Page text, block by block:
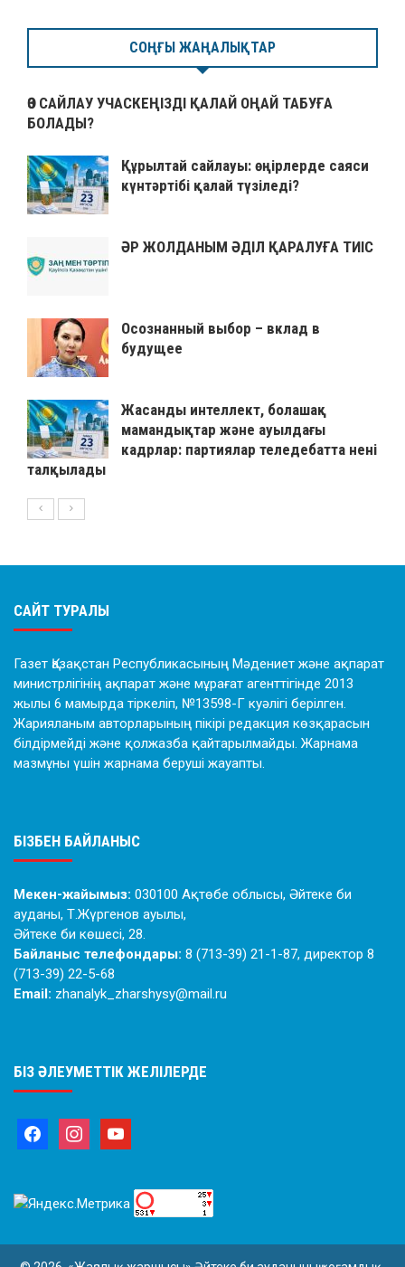
СОҢҒЫ ЖАҢАЛЫҚТАР
ӨЗ САЙЛАУ УЧАСКЕҢІЗДІ ҚАЛАЙ ОҢАЙ ТАБУҒА
БОЛАДЫ?
Құрылтай сайлауы: өңірлерде саяси
күнтәртібі қалай түзіледі?
ӘР ЖОЛДАНЫМ ӘДІЛ ҚАРАЛУҒА ТИІС
Осознанный выбор – вклад в
будущее
Жасанды интеллект, болашақ
мамандықтар және ауылдағы
кадрлар: партиялар теледебатта нені
талқылады
САЙТ ТУРАЛЫ
Газет Қазақстан Республикасының Мәдениет және ақпарат
министрлігінің ақпарат және мұрағат агенттігінде 2013
жылы 6 мамырда тіркеліп, №13598-Г куәлігі берілген.
Жарияланым авторларының пікірі редакция көзқарасын
білдірмейді және қолжазба қайтарылмайды. Жарнама
мазмұны үшін жарнама беруші жауапты.
БІЗБЕН БАЙЛАНЫС
Мекен-жайымыз: 030100 Ақтөбе облысы, Әйтеке би
ауданы, Т.Жүргенов ауылы,
Әйтеке би көшесі, 28.
Байланыс телефондары: 8 (713-39) 21-1-87, директор 8
(713-39) 22-5-68
Email: zhanalyk_zharshysy@mail.ru
БІЗ ӘЛЕУМЕТТІК ЖЕЛІЛЕРДЕ